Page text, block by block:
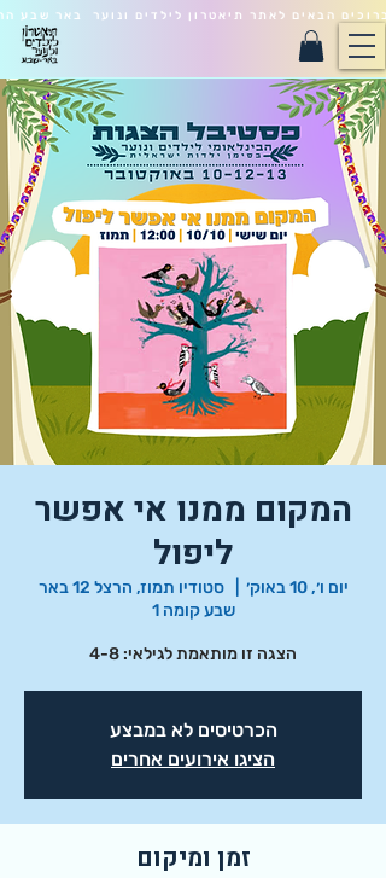
ברוכים הבאים לאתר תיאטרון לילדים ונוער באר שבע
המקום ממנו אי אפשר
ליפול
יום ו׳, 10 באוק׳
סטודיו תמוז, הרצל 12 באר
שבע קומה 1
הצגה זו מותאמת לגילאי: 4-8
הכרטיסים לא במבצע
הציגו אירועים אחרים
זמן ומיקום